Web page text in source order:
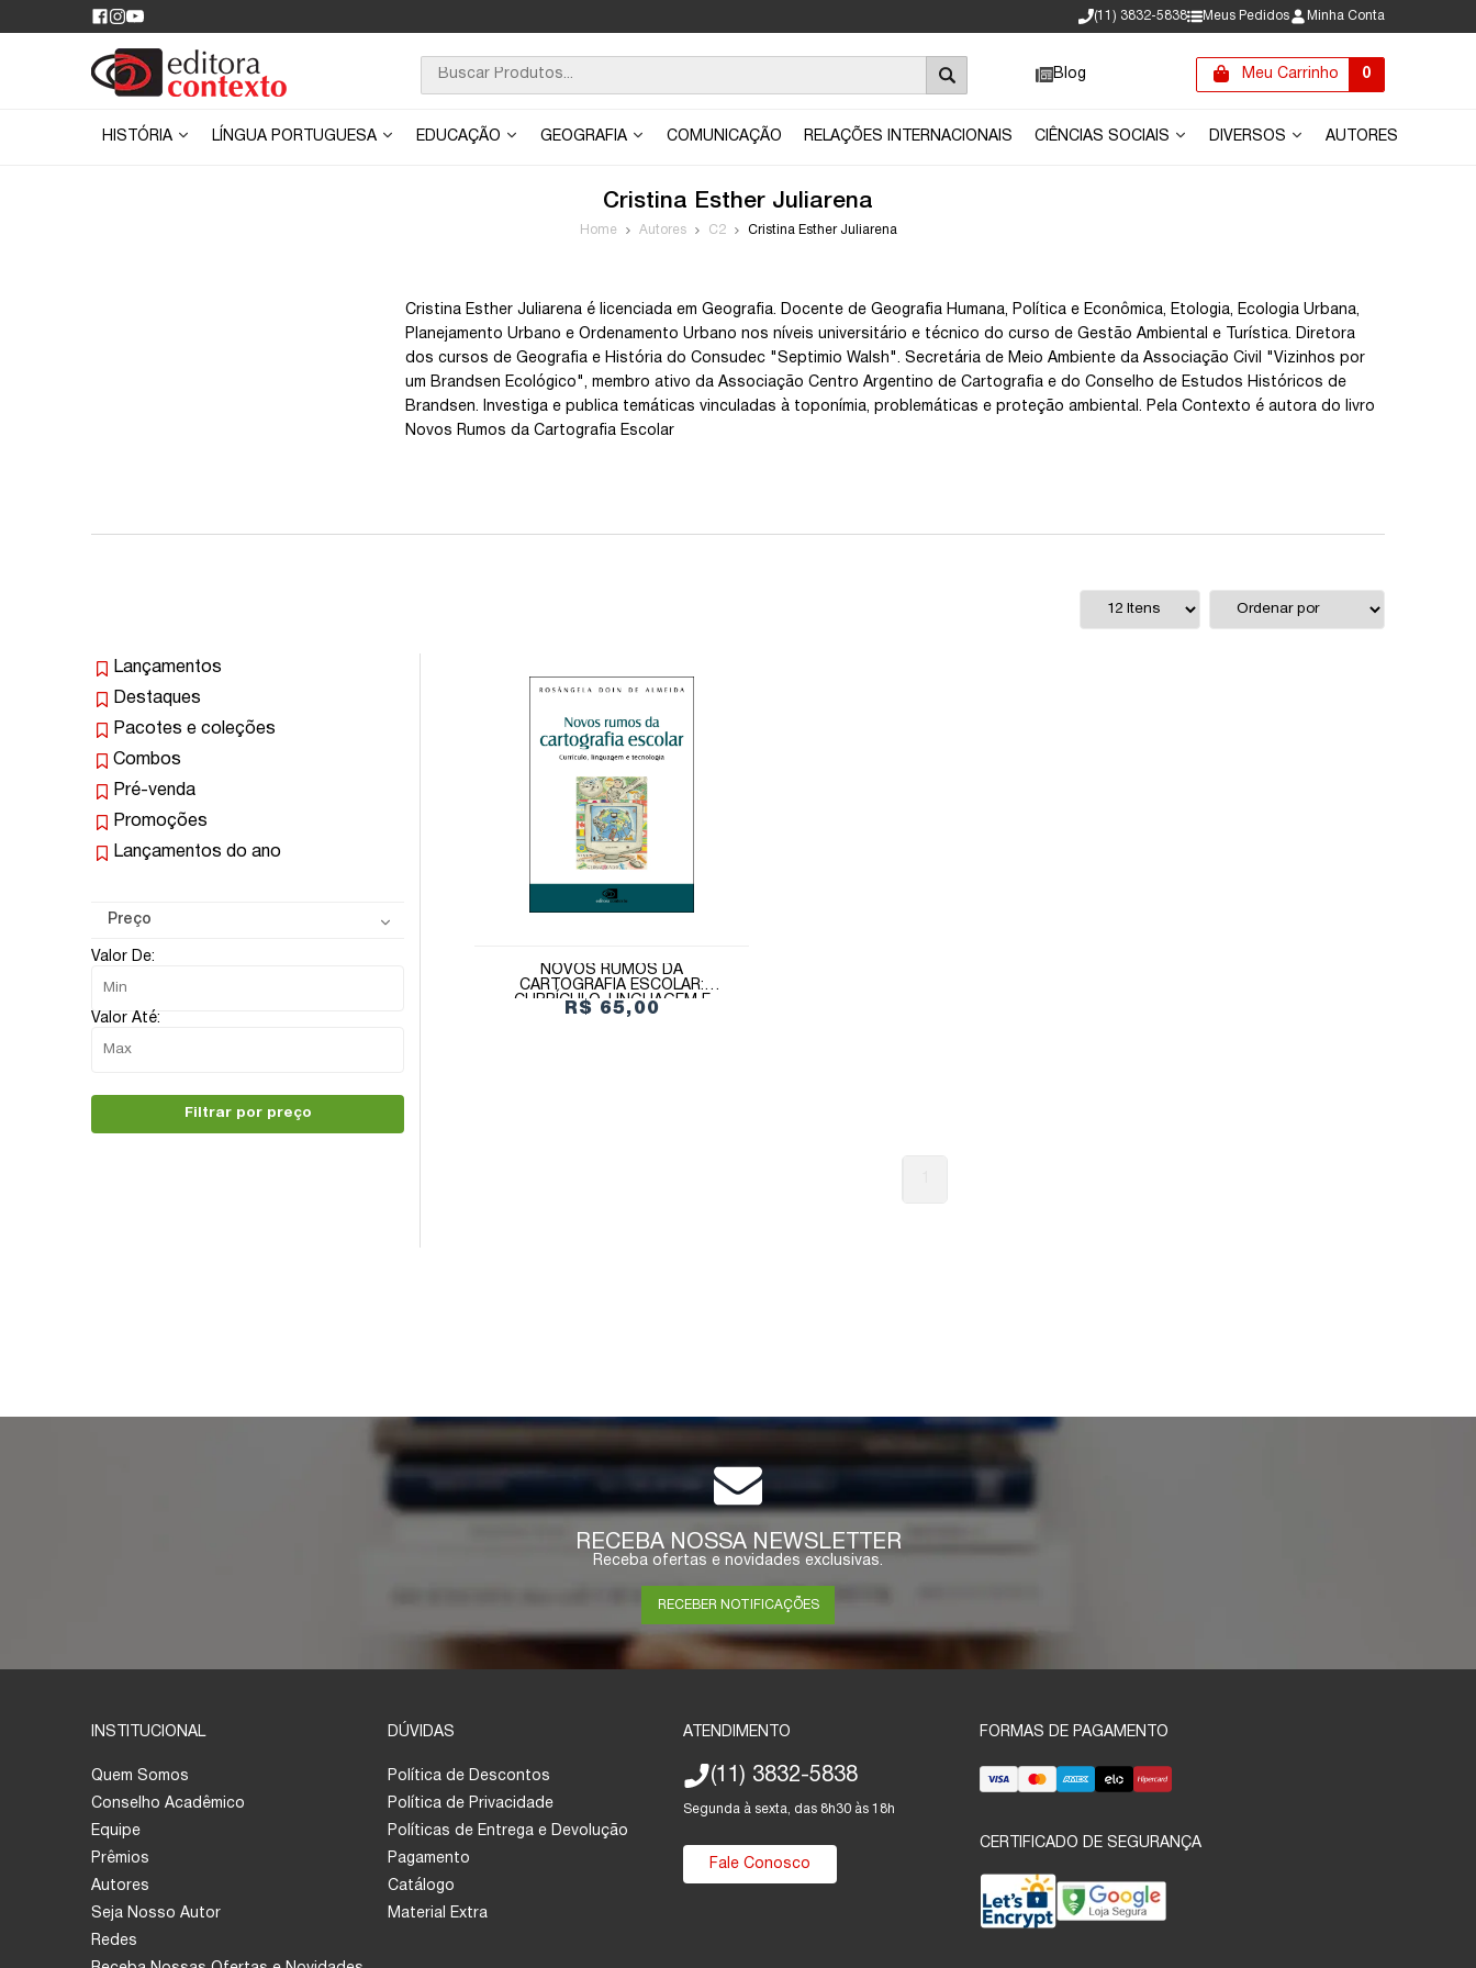
(11) 3832-5838 Meus Pedidos Minha Conta
Blog Meu Carrinho 0
HISTÓRIA LÍNGUA PORTUGUESA EDUCAÇÃO GEOGRAFIA COMUNICAÇÃO RELAÇÕES INTERNACIONAIS CIÊNCIAS SOCIAIS DIVERSOS AUTORES
Cristina Esther Juliarena
Home Autores C2 Cristina Esther Juliarena
Cristina Esther Juliarena é licenciada em Geografia. Docente de Geografia Humana, Política e Econômica, Etologia, Ecologia Urbana,
Planejamento Urbano e Ordenamento Urbano nos níveis universitário e técnico do curso de Gestão Ambiental e Turística. Diretora
dos cursos de Geografia e História do Consudec "Septimio Walsh". Secretária de Meio Ambiente da Associação Civil "Vizinhos por
um Brandsen Ecológico", membro ativo da Associação Centro Argentino de Cartografia e do Conselho de Estudos Históricos de
Brandsen. Investiga e publica temáticas vinculadas à toponímia, problemáticas e proteção ambiental. Pela Contexto é autora do livro
Novos Rumos da Cartografia Escolar
Lançamentos
Destaques
Pacotes e coleções
Combos
Pré-venda
Promoções
Lançamentos do ano
Preço
Valor De:
Valor Até:
Filtrar por preço
NOVOS RUMOS DA
CARTOGRAFIA ESCOLAR:
CURRÍCULO, LINGUAGEM E
TECNOLOGIA
R$ 65,00
RECEBA NOSSA NEWSLETTER
Receba ofertas e novidades exclusivas.
RECEBER NOTIFICAÇÕES
INSTITUCIONAL
Quem Somos
Conselho Acadêmico
Equipe
Prêmios
Autores
Seja Nosso Autor
Redes
DÚVIDAS
Política de Descontos
Política de Privacidade
Políticas de Entrega e Devolução
Pagamento
Catálogo
Material Extra
ATENDIMENTO
(11) 3832-5838
Segunda à sexta, das 8h30 às 18h
Fale Conosco
FORMAS DE PAGAMENTO
CERTIFICADO DE SEGURANÇA